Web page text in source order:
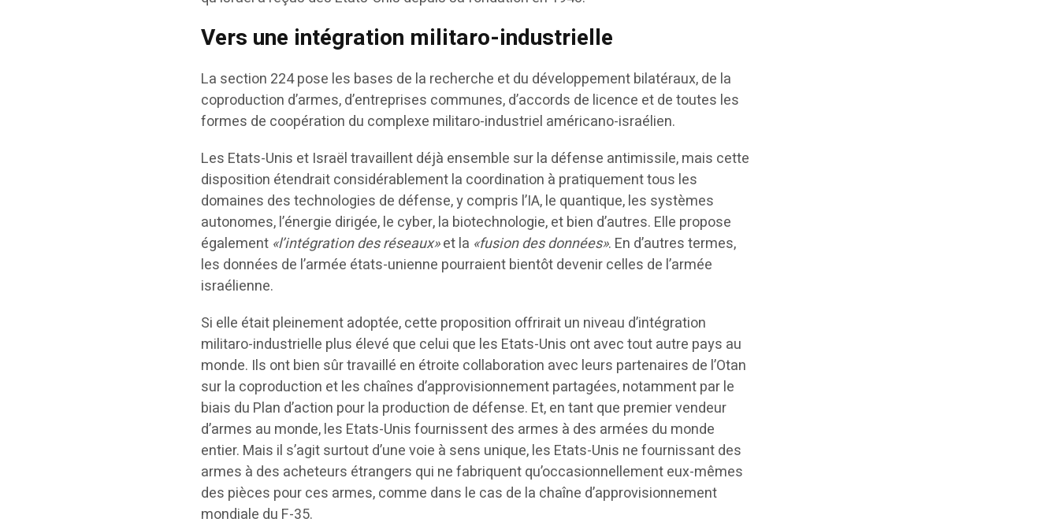
Vers une intégration militaro-industrielle
La section 224 pose les bases de la recherche et du développement bilatéraux, de la
coproduction d’armes, d’entreprises communes, d’accords de licence et de toutes les
formes de coopération du complexe militaro-industriel américano-israélien.
Les Etats-Unis et Israël travaillent déjà ensemble sur la défense antimissile, mais cette
disposition étendrait considérablement la coordination à pratiquement tous les
domaines des technologies de défense, y compris l’IA, le quantique, les systèmes
autonomes, l’énergie dirigée, le cyber, la biotechnologie, et bien d’autres. Elle propose
également «l’intégration des réseaux»et la «fusion des données». En d’autres termes,
les données de l’armée états-unienne pourraient bientôt devenir celles de l’armée
israélienne.
Si elle était pleinement adoptée, cette proposition offrirait un niveau d’intégration
militaro-industrielle plus élevé que celui que les Etats-Unis ont avec tout autre pays au
monde. Ils ont bien sûr travaillé en étroite collaboration avec leurs partenaires de l’Otan
sur la coproduction et les chaînes d’approvisionnement partagées, notamment par le
biais du Plan d’action pour la production de défense. Et, en tant que premier vendeur
d’armes au monde, les Etats-Unis fournissent des armes à des armées du monde
entier. Mais il s’agit surtout d’une voie à sens unique, les Etats-Unis ne fournissant des
armes à des acheteurs étrangers qui ne fabriquent qu’occasionnellement eux-mêmes
des pièces pour ces armes, comme dans le cas de la chaîne d’approvisionnement
mondiale du F-35.